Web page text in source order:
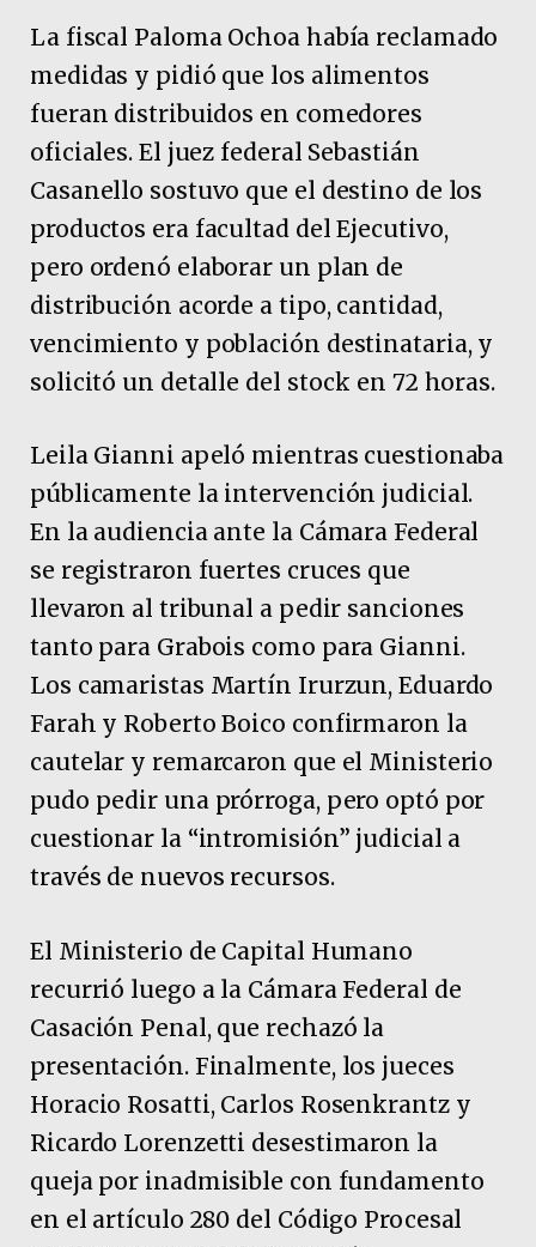
La fiscal Paloma Ochoa había reclamado
medidas y pidió que los alimentos
fueran distribuidos en comedores
oficiales. El juez federal Sebastián
Casanello sostuvo que el destino de los
productos era facultad del Ejecutivo,
pero ordenó elaborar un plan de
distribución acorde a tipo, cantidad,
vencimiento y población destinataria, y
solicitó un detalle del stock en 72 horas.
Leila Gianni apeló mientras cuestionaba
públicamente la intervención judicial.
En la audiencia ante la Cámara Federal
se registraron fuertes cruces que
llevaron al tribunal a pedir sanciones
tanto para Grabois como para Gianni.
Los camaristas Martín Irurzun, Eduardo
Farah y Roberto Boico confirmaron la
cautelar y remarcaron que el Ministerio
pudo pedir una prórroga, pero optó por
cuestionar la “intromisión” judicial a
través de nuevos recursos.
El Ministerio de Capital Humano
recurrió luego a la Cámara Federal de
Casación Penal, que rechazó la
presentación. Finalmente, los jueces
Horacio Rosatti, Carlos Rosenkrantz y
Ricardo Lorenzetti desestimaron la
queja por inadmisible con fundamento
en el artículo 280 del Código Procesal